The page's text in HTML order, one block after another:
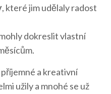
, které jim udělaly radost
dokreslit vlastní
a kreativní
užily a mnohé se už